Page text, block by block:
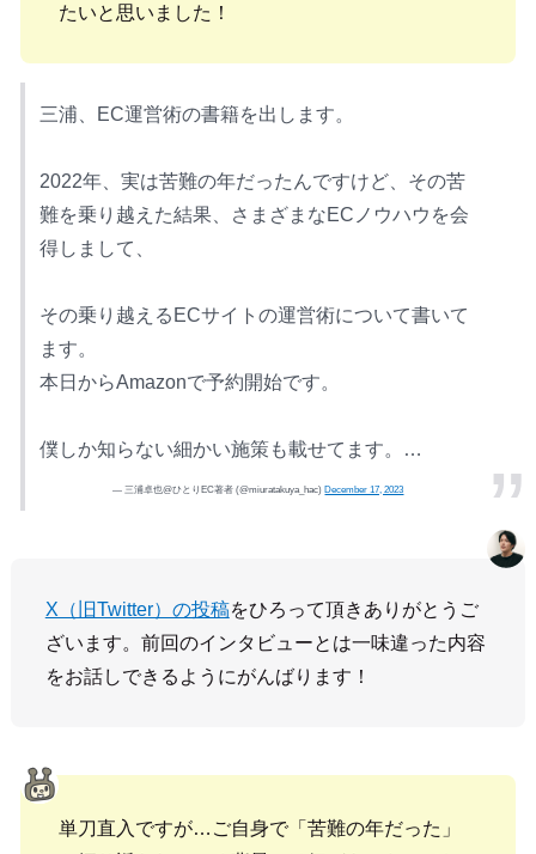
たいと思いました！
三浦、EC運営術の書籍を出します。
2022年、実は苦難の年だったんですけど、その苦
難を乗り越えた結果、さまざまなECノウハウを会
得しまして、
その乗り越えるECサイトの運営術について書いて
ます。
本日からAmazonで予約開始です。
僕しか知らない細かい施策も載せてます。…
— 三浦卓也@ひとりEC著者 (@miuratakuya_hac) December 17, 2023
X（旧Twitter）の投稿をひろって頂きありがとうご
ざいます。前回のインタビューとは一味違った内容
をお話しできるようにがんばります！
単刀直入ですが…ご自身で「苦難の年だった」